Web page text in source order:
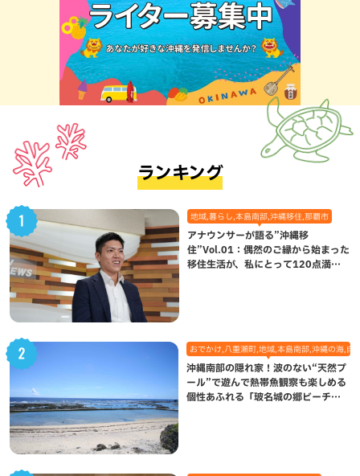
ランキング
地域,暮らし,本島南部,沖縄移住,那覇市
アナウンサーが語る”沖縄移
住”Vol.01：偶然のご縁から始まった
移住生活が、私にとって120点満点
おでかけ,八重瀬町,地域,本島南部,沖縄の海,自
沖縄南部の隠れ家！波のない“天然プ
ール”で遊んで熱帯魚観察も楽しめる
個性あふれる「玻名城の郷ビーチ」